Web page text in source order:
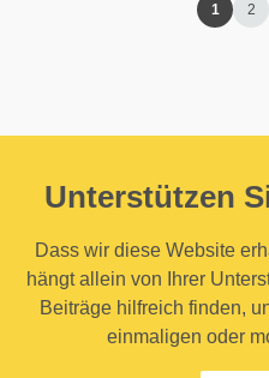
1 2
Unterstützen
Dass wir diese Website
hängt allein von Ihrer
Beiträge hilfreich finden,
einmaligen oder